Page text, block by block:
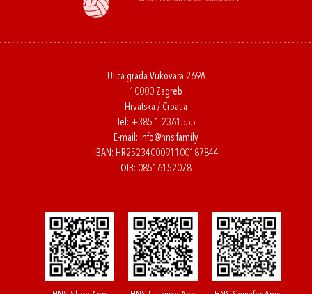
Ulica grada Vukovara 269A
10000 Zagreb
Hrvatska / Croatia
Tel: +385 1 2361555
E-mail: info@hns.family
IBAN: HR2523400091100187844
OIB: 08516152078